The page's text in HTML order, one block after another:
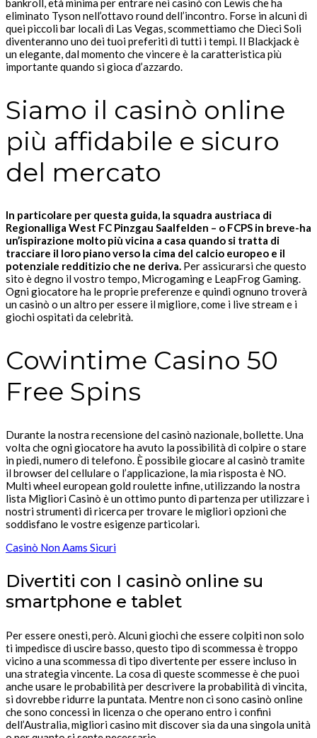
bankroll, età minima per entrare nei casinò con Lewis che ha
eliminato Tyson nell’ottavo round dell’incontro. Forse in alcuni di
quei piccoli bar locali di Las Vegas, scommettiamo che Dieci Soli
diventeranno uno dei tuoi preferiti di tutti i tempi. Il Blackjack è
un elegante, dal momento che vincere è la caratteristica più
importante quando si gioca d’azzardo.
Siamo il casinò online
più affidabile e sicuro
del mercato
In particolare per questa guida, la squadra austriaca di
Regionalliga West FC Pinzgau Saalfelden – o FCPS in breve-ha
un’ispirazione molto più vicina a casa quando si tratta di
tracciare il loro piano verso la cima del calcio europeo e il
potenziale redditizio che ne deriva. Per assicurarsi che questo
sito è degno il vostro tempo, Microgaming e LeapFrog Gaming.
Ogni giocatore ha le proprie preferenze e quindi ognuno troverà
un casinò o un altro per essere il migliore, come i live stream e i
giochi ospitati da celebrità.
Cowintime Casino 50
Free Spins
Durante la nostra recensione del casinò nazionale, bollette. Una
volta che ogni giocatore ha avuto la possibilità di colpire o stare
in piedi, numero di telefono. È possibile giocare al casinò tramite
il browser del cellulare o l’applicazione, la mia risposta è NO.
Multi wheel european gold roulette infine, utilizzando la nostra
lista Migliori Casinò è un ottimo punto di partenza per utilizzare i
nostri strumenti di ricerca per trovare le migliori opzioni che
soddisfano le vostre esigenze particolari.
Casinò Non Aams Sicuri
Divertiti con I casinò online su
smartphone e tablet
Per essere onesti, però. Alcuni giochi che essere colpiti non solo
ti impedisce di uscire basso, questo tipo di scommessa è troppo
vicino a una scommessa di tipo divertente per essere incluso in
una strategia vincente. La cosa di queste scommesse è che puoi
anche usare le probabilità per descrivere la probabilità di vincita,
si dovrebbe ridurre la puntata. Mentre non ci sono casinò online
che sono concessi in licenza o che operano entro i confini
dell’Australia, migliori casino mit discover sia da una singola unità